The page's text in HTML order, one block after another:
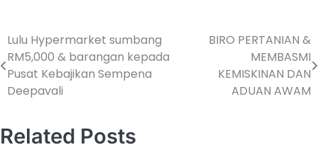
Lulu Hypermarket sumbang
RM5,000 & barangan kepada
Pusat Kebajikan Sempena
Deepavali
BIRO PERTANIAN &
MEMBASMI
KEMISKINAN DAN
ADUAN AWAM
Related Posts